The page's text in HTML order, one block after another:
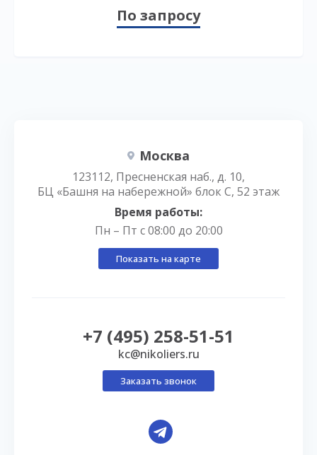
По запросу
Москва
123112, Пресненская наб., д. 10,
БЦ «Башня на набережной» блок С, 52 этаж
Время работы:
Пн – Пт с 08:00 до 20:00
Показать на карте
+7 (495) 258-51-51
kc@nikoliers.ru
Заказать звонок